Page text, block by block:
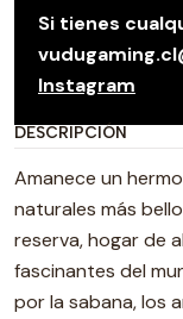
Si tienes
Instagram
DESCRIPCIÓN
Amanece un
naturales más
reserva, hogar de
fascinantes del
por la sabana, los